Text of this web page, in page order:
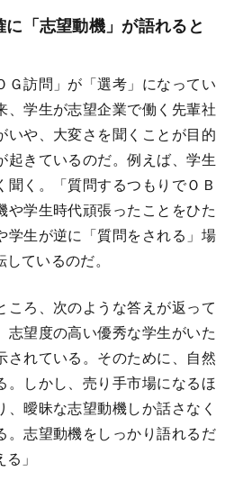
「志望動機」が語れると
Ｇ訪問」が「選考」になってい
、学生が志望企業で働く先輩社
いや、大変さを聞くことが目的
起きているのだ。例えば、学生
く。「質問するつもりでＯＢ
や学生時代頑張ったことをひた
学生が逆に「質問をされる」場
ているのだ。
ころ、次のような答えが返って
志望度の高い優秀な学生がいた
されている。そのために、自然
。しかし、売り手市場になるほ
曖昧な志望動機しか話さなく
。志望動機をしっかり語れるだ
」